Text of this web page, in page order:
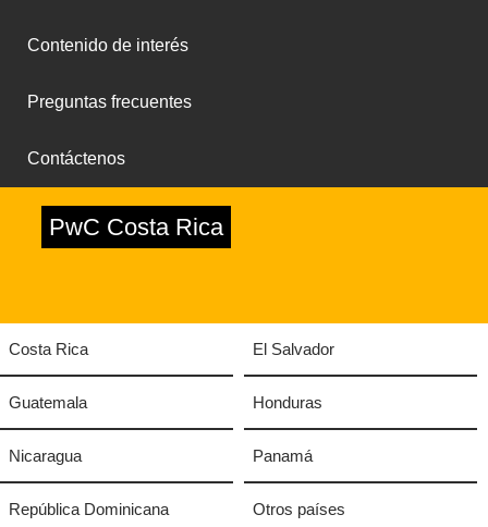
Contenido de interés
Preguntas frecuentes
Contáctenos
PwC Costa Rica
Costa Rica El Salvador
Guatemala Honduras
Nicaragua Panamá
República Dominicana Otros países